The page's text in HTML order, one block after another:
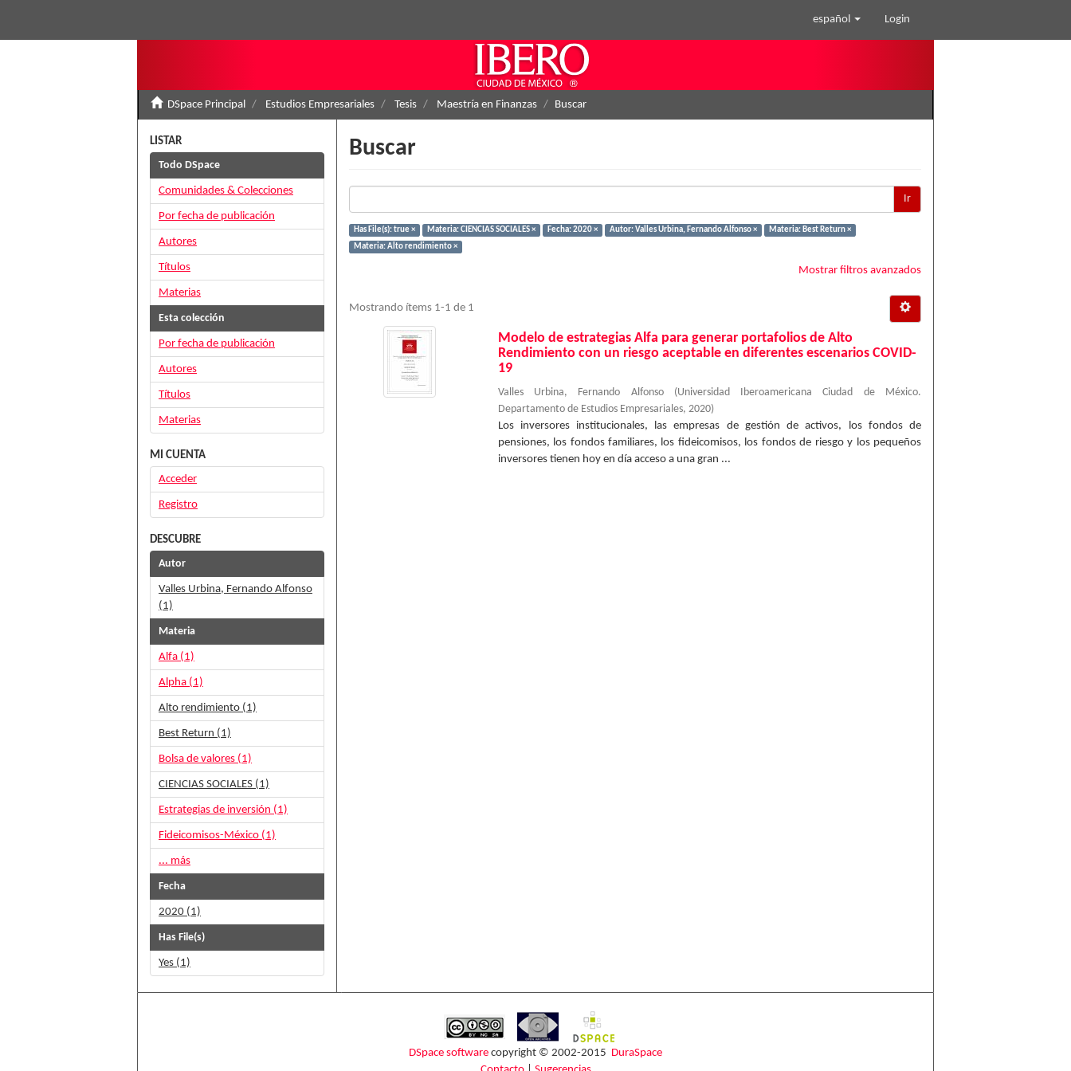
español Login
DSpace Principal Estudios Empresariales Tesis Maestría en Finanzas Buscar
Buscar
Ir
Has File(s): true × Materia: CIENCIAS SOCIALES × Fecha: 2020 × Autor: Valles Urbina, Fernando Alfonso ×
Materia: Best Return ×
Materia: Alto rendimiento ×
Mostrar filtros avanzados
Mostrando ítems 1-1 de 1
Modelo de estrategias Alfa para generar portafolios de Alto
Rendimiento con un riesgo aceptable en diferentes escenarios COVID-
19
Valles Urbina, Fernando Alfonso (Universidad Iberoamericana Ciudad de México.
Departamento de Estudios Empresariales, 2020)
Los inversores institucionales, las empresas de gestión de activos, los fondos de
pensiones, los fondos familiares, los fideicomisos, los fondos de riesgo y los pequeños
inversores tienen hoy en día acceso a una gran ...
LISTAR
Todo DSpace
Comunidades & Colecciones
Por fecha de publicación
Autores
Títulos
Materias
Esta colección
Por fecha de publicación
Autores
Títulos
Materias
MI CUENTA
Acceder
Registro
DESCUBRE
Autor
Valles Urbina, Fernando Alfonso
(1)
Materia
Alfa (1)
Alpha (1)
Alto rendimiento (1)
Best Return (1)
Bolsa de valores (1)
CIENCIAS SOCIALES (1)
Estrategias de inversión (1)
Fideicomisos-México (1)
... más
Fecha
2020 (1)
Has File(s)
Yes (1)
DSpace software copyright © 2002-2015 DuraSpace